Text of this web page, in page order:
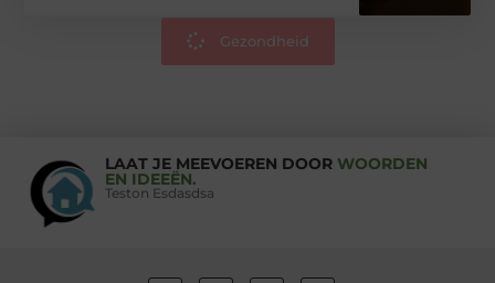
Gezondheid
LAAT JE MEEVOEREN DOOR WOORDEN
EN IDEEËN.
Teston Esdasdsa